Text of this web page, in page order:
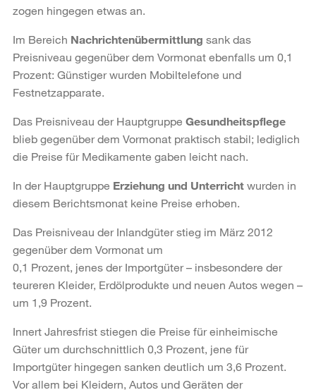
zogen hingegen etwas an.
Im Bereich Nachrichtenübermittlung sank das
Preisniveau gegenüber dem Vormonat ebenfalls um 0,1
Prozent: Günstiger wurden Mobiltelefone und
Festnetzapparate.
Das Preisniveau der Hauptgruppe Gesundheitspflege
blieb gegenüber dem Vormonat praktisch stabil; lediglich
die Preise für Medikamente gaben leicht nach.
In der Hauptgruppe Erziehung und Unterricht wurden in
diesem Berichtsmonat keine Preise erhoben.
Das Preisniveau der Inlandgüter stieg im März 2012
gegenüber dem Vormonat um
0,1 Prozent, jenes der Importgüter – insbesondere der
teureren Kleider, Erdölprodukte und neuen Autos wegen –
um 1,9 Prozent.
Innert Jahresfrist stiegen die Preise für einheimische
Güter um durchschnittlich 0,3 Prozent, jene für
Importgüter hingegen sanken deutlich um 3,6 Prozent.
Vor allem bei Kleidern, Autos und Geräten der